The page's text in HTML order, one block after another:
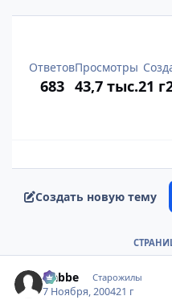
Ответов
683
Просмотры
43,7 тыс.21 г
Создать новую тему
Nabbe Старожилы
7 Ноября, 200421 г